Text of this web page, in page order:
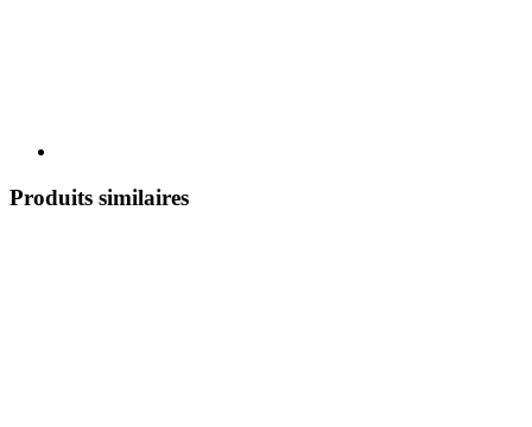
Produits similaires